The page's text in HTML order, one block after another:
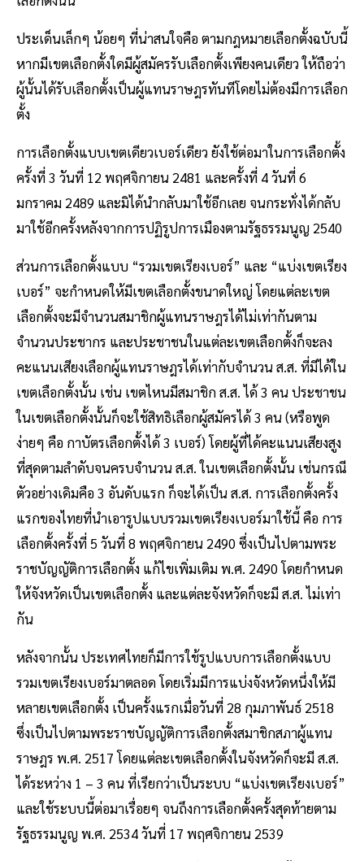
ประเด็นเล็กๆ น้อยๆ ที่น่าสนใจคือ ตามกฎหมายเลือกตั้งฉบับนี้
หากมีเขตเลือกตั้งใดมีผู้สมัครรับเลือกตั้งเพียงคนเดียว ให้ถือว่า
ผู้นั้นได้รับเลือกตั้งเป็นผู้แทนราษฎรทันทีโดยไม่ต้องมีการเลือก
ตั้ง
การเลือกตั้งแบบเขตเดียวเบอร์เดียว ยังใช้ต่อมาในการเลือกตั้ง
ครั้งที่ 3 วันที่ 12 พฤศจิกายน 2481 และครั้งที่ 4 วันที่ 6
มกราคม 2489 และมิได้นำกลับมาใช้อีกเลย จนกระทั่งได้กลับ
มาใช้อีกครั้งหลังจากการปฏิรูปการเมืองตามรัฐธรรมนูญ 2540
ส่วนการเลือกตั้งแบบ “รวมเขตเรียงเบอร์” และ “แบ่งเขตเรียง
เบอร์” จะกำหนดให้มีเขตเลือกตั้งขนาดใหญ่ โดยแต่ละเขต
เลือกตั้งจะมีจำนวนสมาชิกผู้แทนราษฎรได้ไม่เท่ากันตาม
จำนวนประชากร และประชาชนในแต่ละเขตเลือกตั้งก็จะลง
คะแนนเสียงเลือกผู้แทนราษฎรได้เท่ากับจำนวน ส.ส. ที่มีได้ใน
เขตเลือกตั้งนั้น เช่น เขตไหนมีสมาชิก ส.ส. ได้ 3 คน ประชาชน
ในเขตเลือกตั้งนั้นก็จะใช้สิทธิเลือกผู้สมัครได้ 3 คน (หรือพูด
ง่ายๆ คือ กาบัตรเลือกตั้งได้ 3 เบอร์) โดยผู้ที่ได้คะแนนเสียงสูง
ที่สุดตามลำดับจนครบจำนวน ส.ส. ในเขตเลือกตั้งนั้น เช่นกรณี
ตัวอย่างเดิมคือ 3 อันดับแรก ก็จะได้เป็น ส.ส. การเลือกตั้งครั้ง
แรกของไทยที่นำเอารูปแบบรวมเขตเรียงเบอร์มาใช้นี้ คือ การ
เลือกตั้งครั้งที่ 5 วันที่ 8 พฤศจิกายน 2490 ซึ่งเป็นไปตามพระ
ราชบัญญัติการเลือกตั้ง แก้ไขเพิ่มเติม พ.ศ. 2490 โดยกำหนด
ให้จังหวัดเป็นเขตเลือกตั้ง และแต่ละจังหวัดก็จะมี ส.ส. ไม่เท่า
กัน
หลังจากนั้น ประเทศไทยก็มีการใช้รูปแบบการเลือกตั้งแบบ
รวมเขตเรียงเบอร์มาตลอด โดยเริ่มมีการแบ่งจังหวัดหนึ่งให้มี
หลายเขตเลือกตั้ง เป็นครั้งแรกเมื่อวันที่ 28 กุมภาพันธ์ 2518
ซึ่งเป็นไปตามพระราชบัญญัติการเลือกตั้งสมาชิกสภาผู้แทน
ราษฎร พ.ศ. 2517 โดยแต่ละเขตเลือกตั้งในจังหวัดก็จะมี ส.ส.
ได้ระหว่าง 1 – 3 คน ที่เรียกว่าเป็นระบบ “แบ่งเขตเรียงเบอร์”
และใช้ระบบนี้ต่อมาเรื่อยๆ จนถึงการเลือกตั้งครั้งสุดท้ายตาม
รัฐธรรมนูญ พ.ศ. 2534 วันที่ 17 พฤศจิกายน 2539